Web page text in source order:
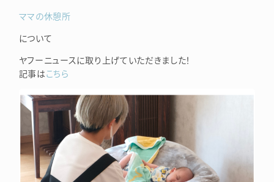
ママの休憩所
について
ヤフーニュースに取り上げていただきました！
記事はこちら